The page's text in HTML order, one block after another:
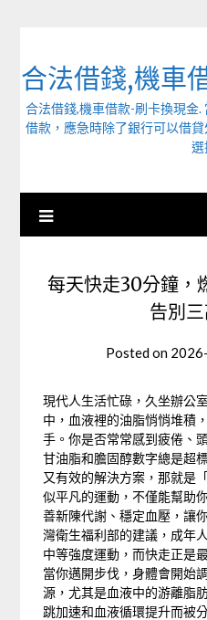
合法借錢,機車
合法借錢,機車借款-刷卡換現金
借款，應急時除了銀行可以借
選
每天快走30分鐘，
告別
Posted on
現代人生活忙碌，久坐辦公
中，血液裡的油脂悄悄堆積
手。你是否常常感到疲倦、
甘油脂和膽固醇數字總是超
又有效的解決方案，那就是
似平凡的運動，不僅能幫助
善新陳代謝、穩定血壓，讓
灣衛生福利部的建議，成年
中等強度運動，而快走正是
當你邁開步伐，身體會開始
源，尤其是血液中的游離脂
跳加速和血液循環提升而被